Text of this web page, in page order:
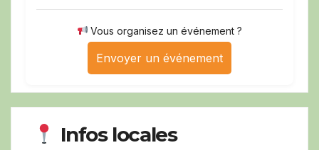
Vous organisez un événement ?
Envoyer un événement
Infos locales